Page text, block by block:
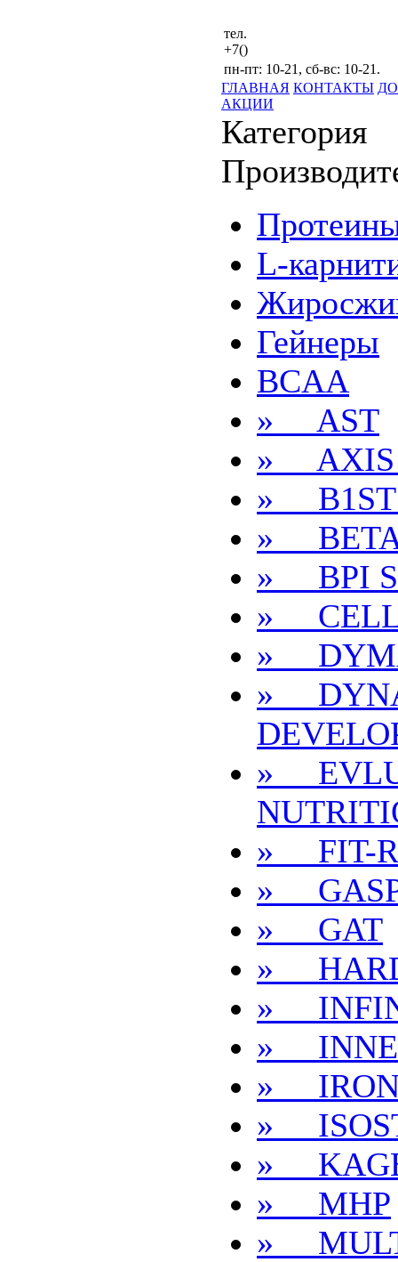
тел.
+7()
пн-пт: 10-21, сб-вс: 10-21.
ГЛАВНАЯ КОНТАКТЫ
АКЦИИ
Категория
L-
Гейнеры
BCAA
» AST
» AXIS
» B1ST
»
» BPI
»
»
»
»
» FIT-
»
» GAT
»
»
»
»
»
»
» MHP
»